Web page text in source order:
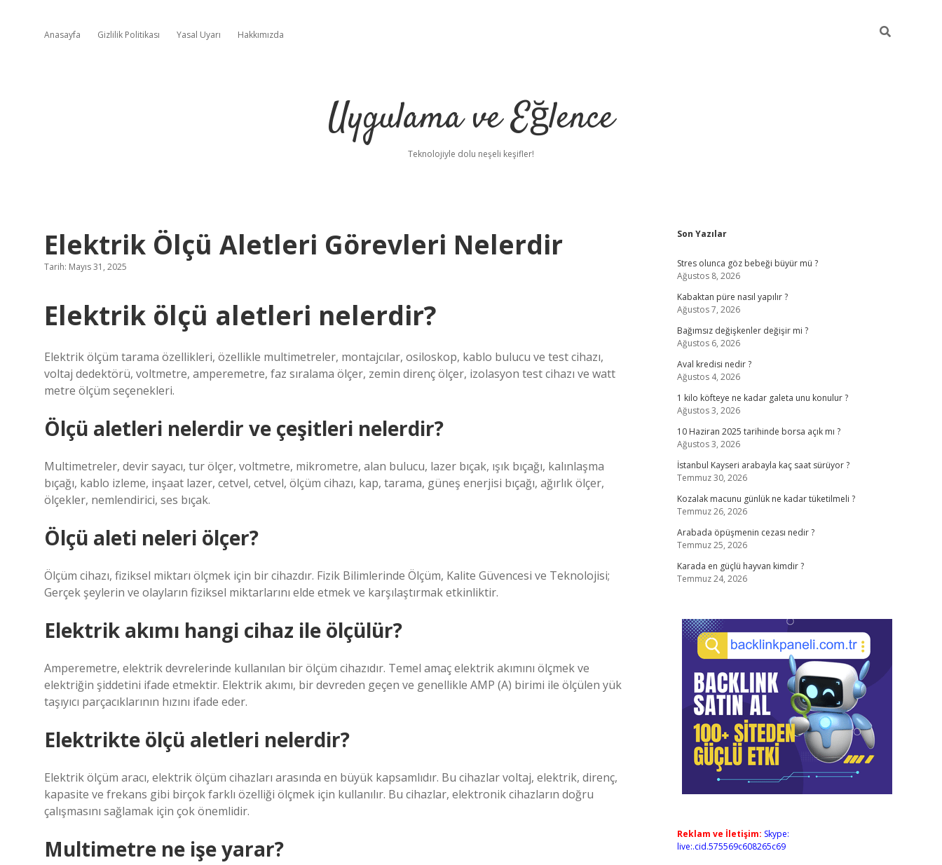
Anasayfa Gizlilik Politikası Yasal Uyarı Hakkımızda
Uygulama ve Eğlence
Teknolojiyle dolu neşeli keşifler!
Elektrik Ölçü Aletleri Görevleri Nelerdir
Tarih: Mayıs 31, 2025
Elektrik ölçü aletleri nelerdir?
Elektrik ölçüm tarama özellikleri, özellikle multimetreler, montajcılar, osiloskop, kablo bulucu ve test cihazı,
voltaj dedektörü, voltmetre, amperemetre, faz sıralama ölçer, zemin direnç ölçer, izolasyon test cihazı ve watt
metre ölçüm seçenekleri.
Ölçü aletleri nelerdir ve çeşitleri nelerdir?
Multimetreler, devir sayacı, tur ölçer, voltmetre, mikrometre, alan bulucu, lazer bıçak, ışık bıçağı, kalınlaşma
bıçağı, kablo izleme, inşaat lazer, cetvel, cetvel, ölçüm cihazı, kap, tarama, güneş enerjisi bıçağı, ağırlık ölçer,
ölçekler, nemlendirici, ses bıçak.
Ölçü aleti neleri ölçer?
Ölçüm cihazı, fiziksel miktarı ölçmek için bir cihazdır. Fizik Bilimlerinde Ölçüm, Kalite Güvencesi ve Teknolojisi;
Gerçek şeylerin ve olayların fiziksel miktarlarını elde etmek ve karşılaştırmak etkinliktir.
Elektrik akımı hangi cihaz ile ölçülür?
Amperemetre, elektrik devrelerinde kullanılan bir ölçüm cihazıdır. Temel amaç elektrik akımını ölçmek ve
elektriğin şiddetini ifade etmektir. Elektrik akımı, bir devreden geçen ve genellikle AMP (A) birimi ile ölçülen yük
taşıyıcı parçacıklarının hızını ifade eder.
Elektrikte ölçü aletleri nelerdir?
Elektrik ölçüm aracı, elektrik ölçüm cihazları arasında en büyük kapsamlıdır. Bu cihazlar voltaj, elektrik, direnç,
kapasite ve frekans gibi birçok farklı özelliği ölçmek için kullanılır. Bu cihazlar, elektronik cihazların doğru
çalışmasını sağlamak için çok önemlidir.
Multimetre ne işe yarar?
Sidebar
Son Yazılar
Stres olunca göz bebeği büyür mü ?
Ağustos 8, 2026
Kabaktan püre nasıl yapılır ?
Ağustos 7, 2026
Bağımsız değişkenler değişir mi ?
Ağustos 6, 2026
Aval kredisi nedir ?
Ağustos 4, 2026
1 kilo köfteye ne kadar galeta unu konulur ?
Ağustos 3, 2026
10 Haziran 2025 tarihinde borsa açık mı ?
Ağustos 3, 2026
İstanbul Kayseri arabayla kaç saat sürüyor ?
Temmuz 30, 2026
Kozalak macunu günlük ne kadar tüketilmeli ?
Temmuz 26, 2026
Arabada öpüşmenin cezası nedir ?
Temmuz 25, 2026
Karada en güçlü hayvan kimdir ?
Temmuz 24, 2026
Reklam ve İletişim: Skype:
live:.cid.575569c608265c69